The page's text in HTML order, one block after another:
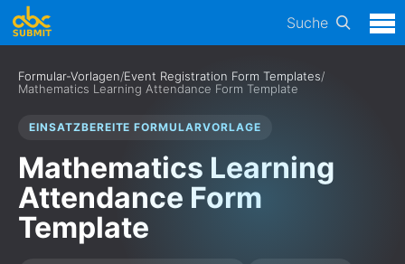
Suche
Formular-Vorlagen/Event Registration Form Templates/
Mathematics Learning Attendance Form Template
EINSATZBEREITE FORMULARVORLAGE
Mathematics Learning
Attendance Form
Template